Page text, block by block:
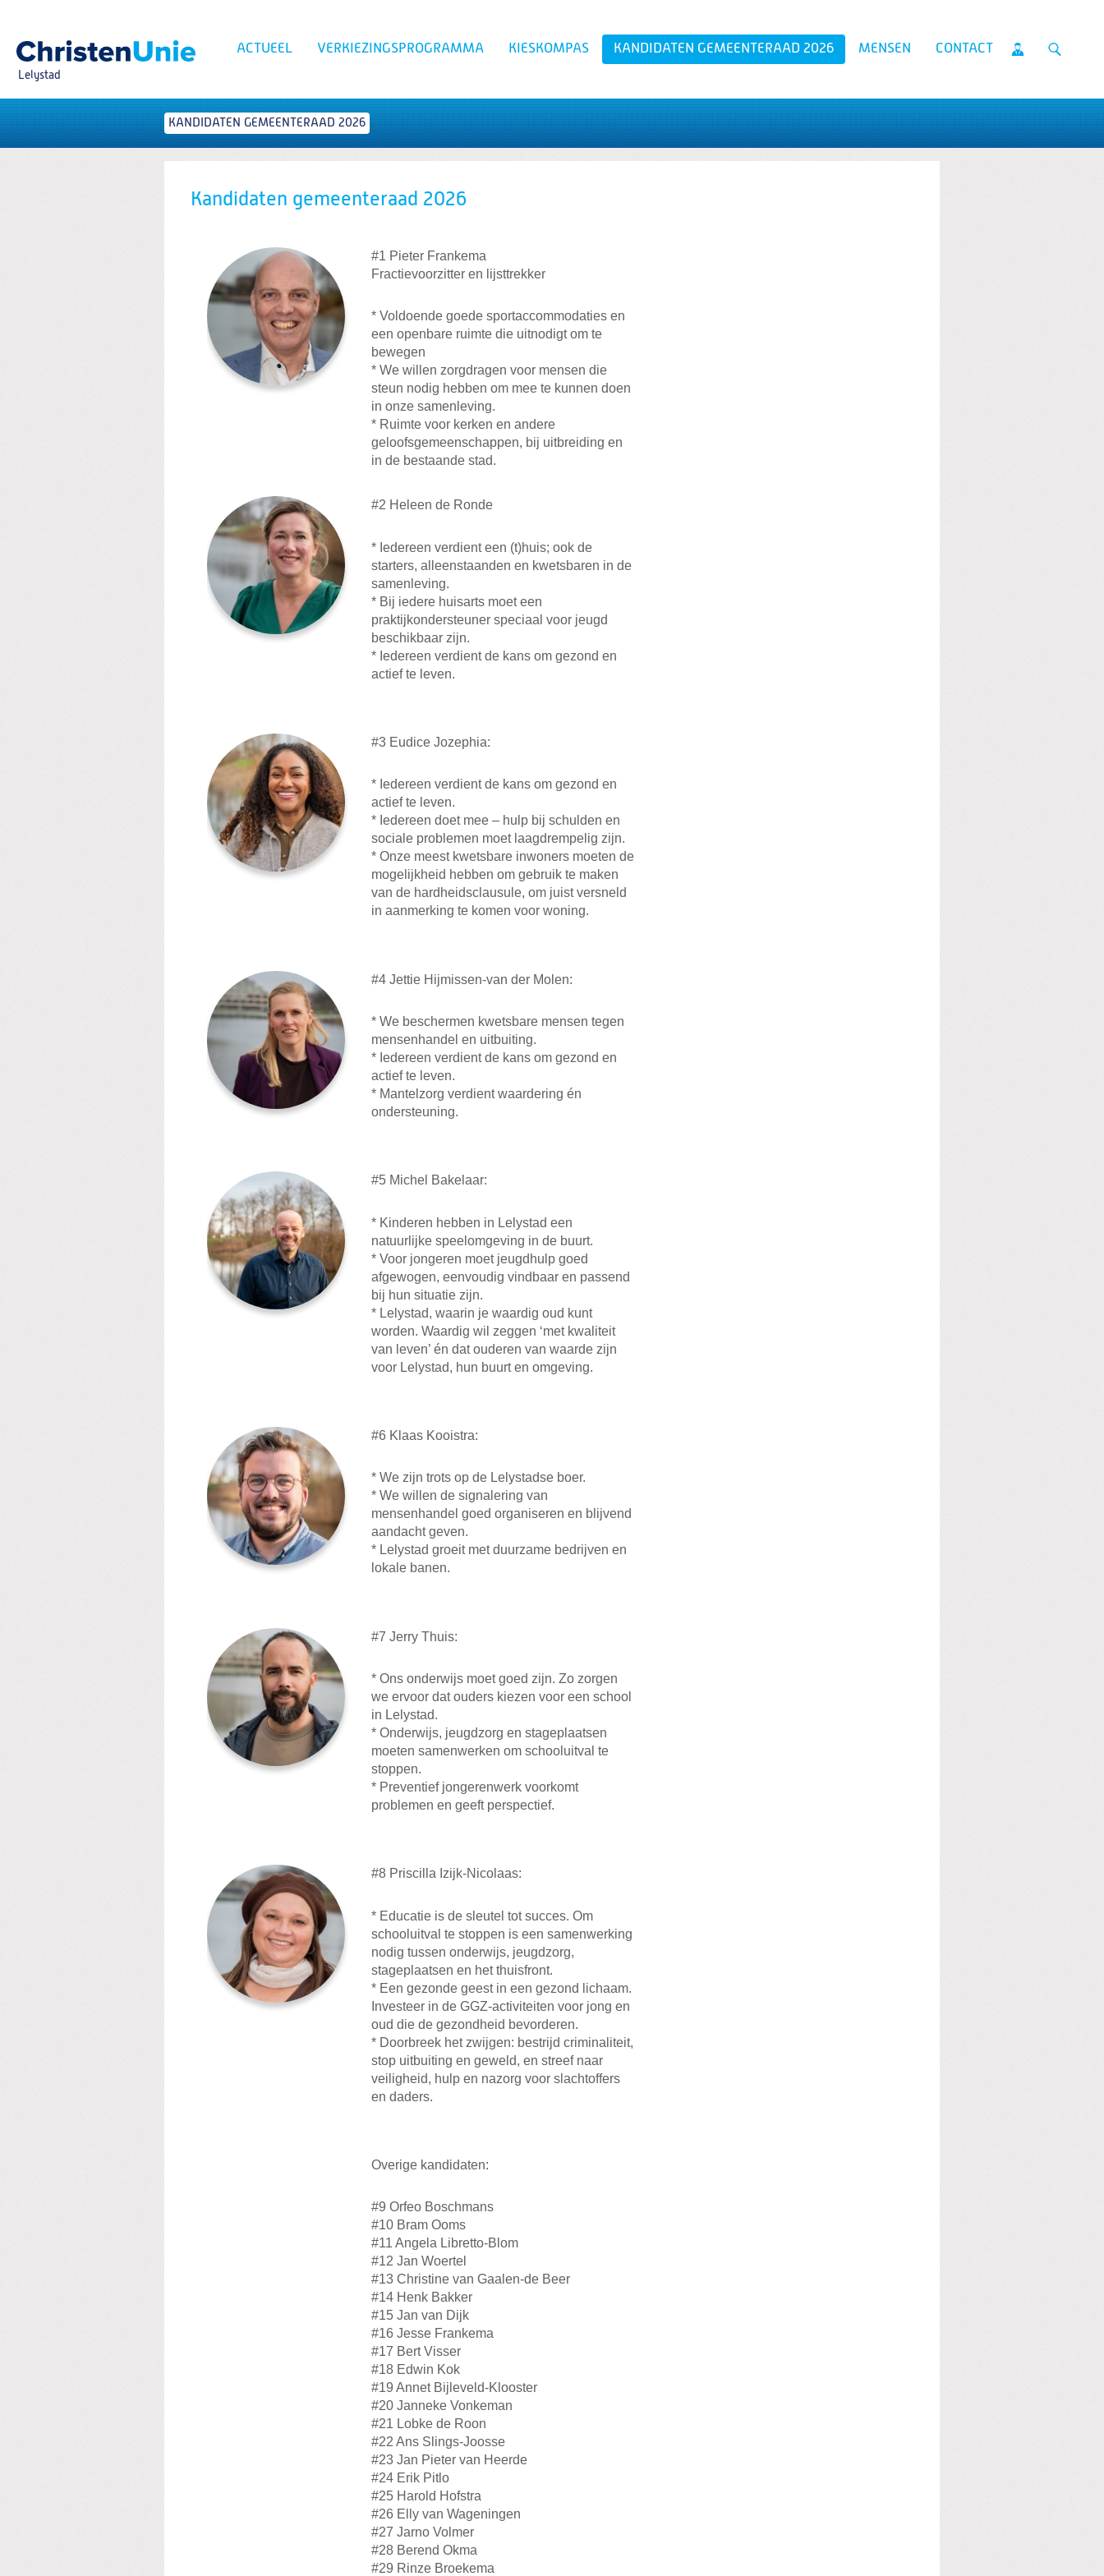
Spring
naar
inhoud
naar
Lelystad
ACTUEEL VERKIEZINGSPROGRAMMA KIESKOMPAS KANDIDATEN GEMEENTERAAD 2026 MENSEN CONTACT
Zoeken:
Zoeken
KANDIDATEN GEMEENTERAAD 2026
Kandidaten gemeenteraad 2026
#1 Pieter Frankema
Fractievoorzitter en lijsttrekker
* Voldoende goede sportaccommodaties en
een openbare ruimte die uitnodigt om te
bewegen
* We willen zorgdragen voor mensen die
steun nodig hebben om mee te kunnen doen
in onze samenleving.
* Ruimte voor kerken en andere
geloofsgemeenschappen, bij uitbreiding en
in de bestaande stad.
#2 Heleen de Ronde
* Iedereen verdient een (t)huis; ook de
starters, alleenstaanden en kwetsbaren in de
samenleving.
* Bij iedere huisarts moet een
praktijkondersteuner speciaal voor jeugd
beschikbaar zijn.
* Iedereen verdient de kans om gezond en
actief te leven.
#3 Eudice Jozephia:
* Iedereen verdient de kans om gezond en
actief te leven.
* Iedereen doet mee – hulp bij schulden en
sociale problemen moet laagdrempelig zijn.
* Onze meest kwetsbare inwoners moeten de
mogelijkheid hebben om gebruik te maken
van de hardheidsclausule, om juist versneld
in aanmerking te komen voor woning.
#4 Jettie Hijmissen-van der Molen:
* We beschermen kwetsbare mensen tegen
mensenhandel en uitbuiting.
* Iedereen verdient de kans om gezond en
actief te leven.
* Mantelzorg verdient waardering én
ondersteuning.
#5 Michel Bakelaar:
* Kinderen hebben in Lelystad een
natuurlijke speelomgeving in de buurt.
* Voor jongeren moet jeugdhulp goed
afgewogen, eenvoudig vindbaar en passend
bij hun situatie zijn.
* Lelystad, waarin je waardig oud kunt
worden. Waardig wil zeggen ‘met kwaliteit
van leven’ én dat ouderen van waarde zijn
voor Lelystad, hun buurt en omgeving.
#6 Klaas Kooistra:
* We zijn trots op de Lelystadse boer.
* We willen de signalering van
mensenhandel goed organiseren en blijvend
aandacht geven.
* Lelystad groeit met duurzame bedrijven en
lokale banen.
#7 Jerry Thuis:
* Ons onderwijs moet goed zijn. Zo zorgen
we ervoor dat ouders kiezen voor een school
in Lelystad.
* Onderwijs, jeugdzorg en stageplaatsen
moeten samenwerken om schooluitval te
stoppen.
* Preventief jongerenwerk voorkomt
problemen en geeft perspectief.
#8 Priscilla Izijk-Nicolaas:
* Educatie is de sleutel tot succes. Om
schooluitval te stoppen is een samenwerking
nodig tussen onderwijs, jeugdzorg,
stageplaatsen en het thuisfront.
* Een gezonde geest in een gezond lichaam.
Investeer in de GGZ-activiteiten voor jong en
oud die de gezondheid bevorderen.
* Doorbreek het zwijgen: bestrijd criminaliteit,
stop uitbuiting en geweld, en streef naar
veiligheid, hulp en nazorg voor slachtoffers
en daders.
Overige kandidaten:
#9 Orfeo Boschmans
#10 Bram Ooms
#11 Angela Libretto-Blom
#12 Jan Woertel
#13 Christine van Gaalen-de Beer
#14 Henk Bakker
#15 Jan van Dijk
#16 Jesse Frankema
#17 Bert Visser
#18 Edwin Kok
#19 Annet Bijleveld-Klooster
#20 Janneke Vonkeman
#21 Lobke de Roon
#22 Ans Slings-Joosse
#23 Jan Pieter van Heerde
#24 Erik Pitlo
#25 Harold Hofstra
#26 Elly van Wageningen
#27 Jarno Volmer
#28 Berend Okma
#29 Rinze Broekema